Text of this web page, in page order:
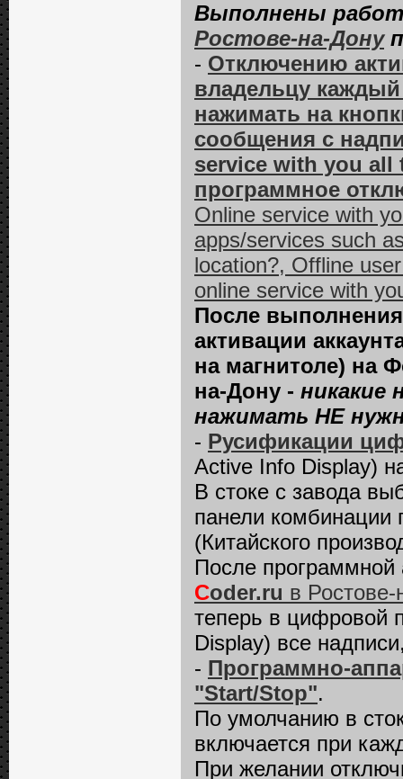
Выполнены
Ростове-на-Дону
- Отключению
владельцу
нажимать на
сообщения с
service with you all
программное
Online service with
apps/services suсh
location?, Offline
online service with
После
активации
на магнитоле) на
на-Дону - никакие
нажимать НЕ
- Русификации
Active Info Displаy)
В стоке с завода
панели комбинации
(Китайского
После программной
Coder.ru в
теперь в цифровой
Displаy) все
- Программно-
"Start/Stop".
По умолчанию в
включается при
При желании